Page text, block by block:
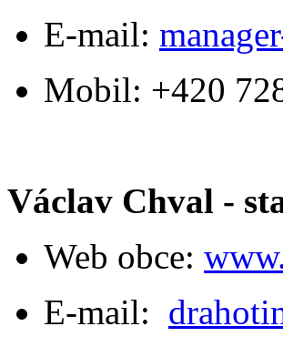
E-mail:
Mobil: +420
Václav Chval -
Web obce:
E-mail: